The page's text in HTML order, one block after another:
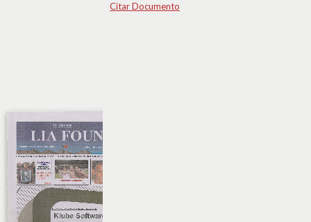
Citar Documento